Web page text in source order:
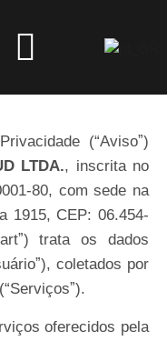
(“Avisoˮ)
LTDA., inscrita no
80, com sede na
1915, CEP: 06.454-
trata os dados
coletados por
oferecidos pela